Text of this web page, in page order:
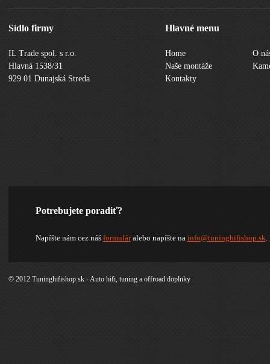
Sídlo firmy
IL Trade spol. s r.o.
Hlavná 1538/31
929 01 Dunajská Streda
Hlavné menu
Home
O
Naše montáže
Kontakty
Potrebujete poradiť?
Napíšte nám cez náš formuláralebo napíšte na info@tuninghifishop.sk.
© 2012 Tuninghifishop.sk - Auto hifi, tuning a offroad doplnky